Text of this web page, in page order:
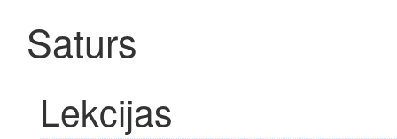
Saturs
Lekcijas